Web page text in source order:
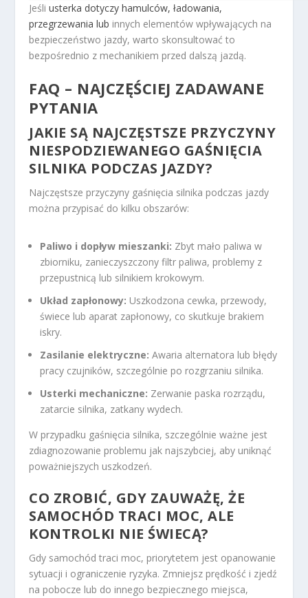
Jeśliusterka dotyczy hamulców, ładowania,
przegrzewania lub innych elementów wpływających na
bezpieczeństwo jazdy, warto skonsultować to
bezpośrednio z mechanikiem przed dalszą jazdą.
FAQ – NAJCZĘŚCIEJ ZADAWANE
PYTANIA
JAKIE SĄ NAJCZĘSTSZE PRZYCZYNY
NIESPODZIEWANEGO GAŚNIĘCIA
SILNIKA PODCZAS JAZDY?
Najczęstsze przyczyny gaśnięcia silnika podczas jazdy
można przypisać do kilku obszarów:
Paliwo i dopływ mieszanki: Zbyt mało paliwa w
zbiorniku, zanieczyszczony filtr paliwa, problemy z
przepustnicą lub silnikiem krokowym.
Układ zapłonowy: Uszkodzona cewka, przewody,
świece lub aparat zapłonowy, co skutkuje brakiem
iskry.
Zasilanie elektryczne: Awaria alternatora lub błędy
pracy czujników, szczególnie po rozgrzaniu silnika.
Usterki mechaniczne: Zerwanie paska rozrządu,
zatarcie silnika, zatkany wydech.
W przypadku gaśnięcia silnika, szczególnie ważne jest
zdiagnozowanie problemu jak najszybciej, aby uniknąć
poważniejszych uszkodzeń.
CO ZROBIĆ, GDY ZAUWAŻĘ, ŻE
SAMOCHÓD TRACI MOC, ALE
KONTROLKI NIE ŚWIECĄ?
Gdy samochód traci moc, priorytetem jest opanowanie
sytuacji i ograniczenie ryzyka. Zmniejsz prędkość i zjedź
na pobocze lub do innego bezpiecznego miejsca,